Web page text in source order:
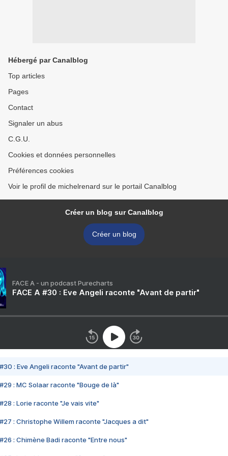
Hébergé par Canalblog
Top articles
Pages
Contact
Signaler un abus
C.G.U.
Cookies et données personnelles
Préférences cookies
Voir le profil de michelrenard sur le portail Canalblog
Créer un blog sur Canalblog
Créer un blog
FACE A - un podcast Purecharts
FACE A #30 : Eve Angeli raconte "Avant de partir"
#30 : Eve Angeli raconte "Avant de partir"
#29 : MC Solaar raconte "Bouge de là"
#28 : Lorie raconte "Je vais vite"
#27 : Christophe Willem raconte "Jacques a dit"
#26 : Chimène Badi raconte "Entre nous"